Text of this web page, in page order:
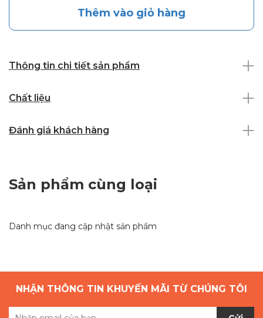
Thêm vào giỏ hàng
Thông tin chi tiết sản phẩm
Chất liệu
Đánh giá khách hàng
Sản phẩm cùng loại
Danh mục đang cập nhật sản phẩm
NHẬN THÔNG TIN KHUYẾN MÃI TỪ CHÚNG TÔI